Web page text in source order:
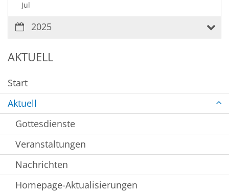
Jul
2025
AKTUELL
Start
Aktuell
Gottesdienste
Veranstaltungen
Nachrichten
Homepage-Aktualisierungen